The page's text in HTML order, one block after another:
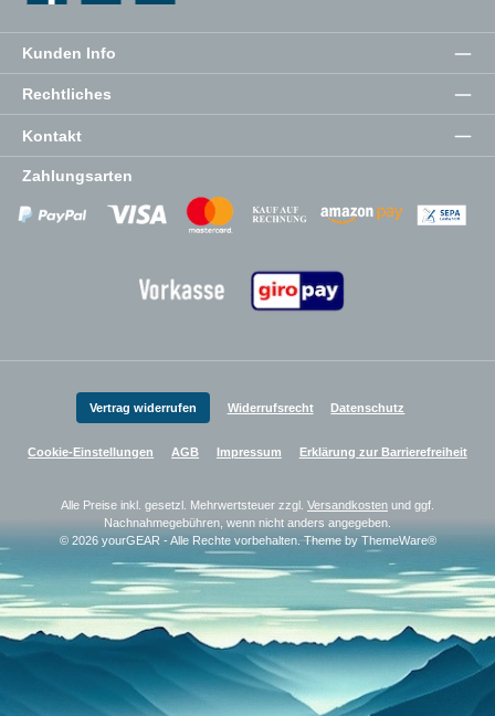
Kunden Info
Rechtliches
Kontakt
Zahlungsarten
Zahlungsanbieter Zahlungsanbieter
Zahlungsanbieter
Vertrag widerrufen Widerrufsrecht Datenschutz
Cookie-Einstellungen AGB Impressum Erklärung zur Barrierefreiheit
Alle Preise inkl. gesetzl. Mehrwertsteuer zzgl. Versandkosten und ggf.
Nachnahmegebühren, wenn nicht anders angegeben.
© 2026 yourGEAR - Alle Rechte vorbehalten. Theme by ThemeWare®